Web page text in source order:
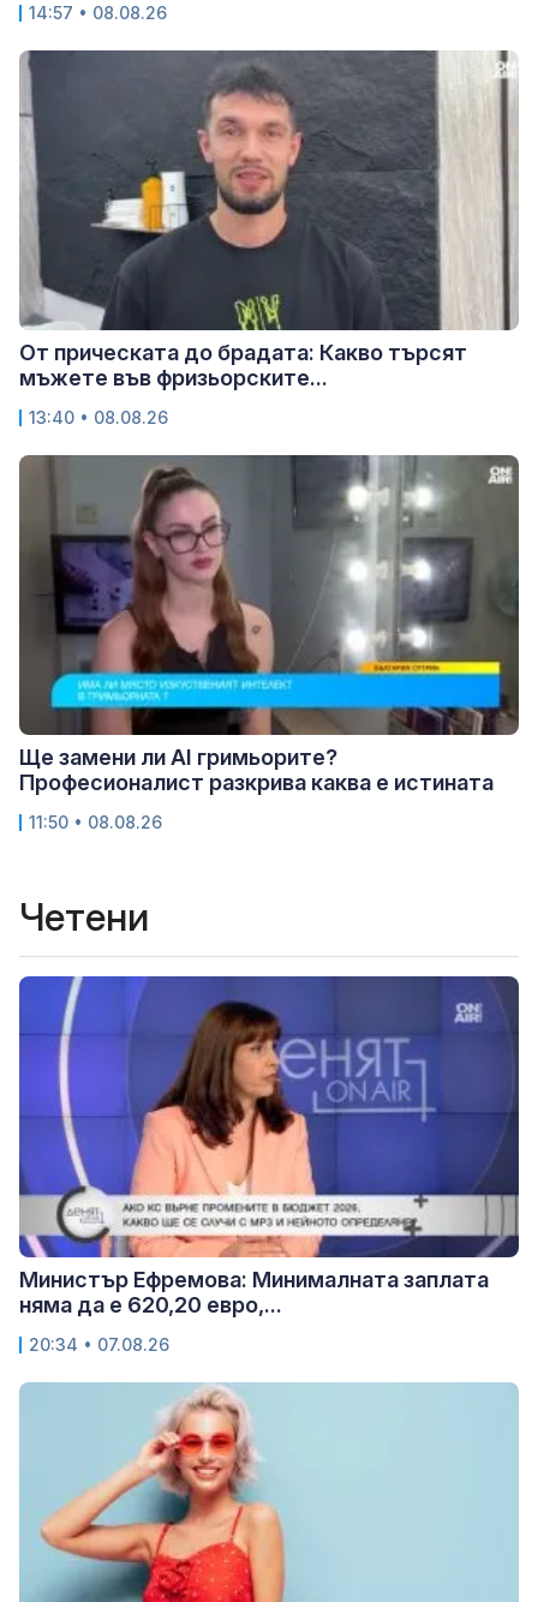
14:57 • 08.08.26
От прическата до брадата: Какво търсят
мъжете във фризьорските...
13:40 • 08.08.26
Ще замени ли AI гримьорите?
Професионалист разкрива каква е истината
11:50 • 08.08.26
Четени
Министър Ефремова: Минималната заплата
няма да е 620,20 евро,...
20:34 • 07.08.26